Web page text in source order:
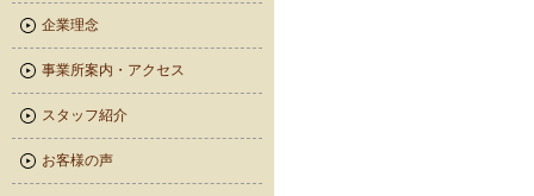
企業理念
事業所案内・アクセス
スタッフ紹介
お客様の声